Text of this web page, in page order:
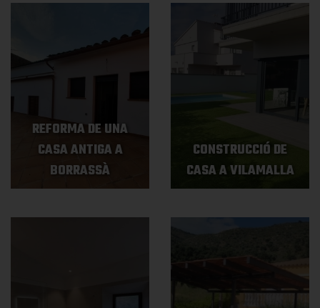
REFORMA DE UNA
CASA ANTIGA A
BORRASSÀ
CONSTRUCCIÓ DE
CASA A VILAMALLA